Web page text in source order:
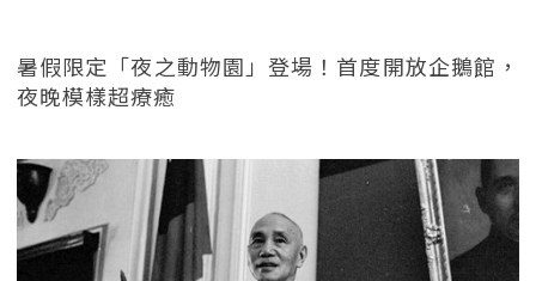
暑假限定「夜之動物園」登場！首度開放企鵝館，
夜晚模樣超療癒